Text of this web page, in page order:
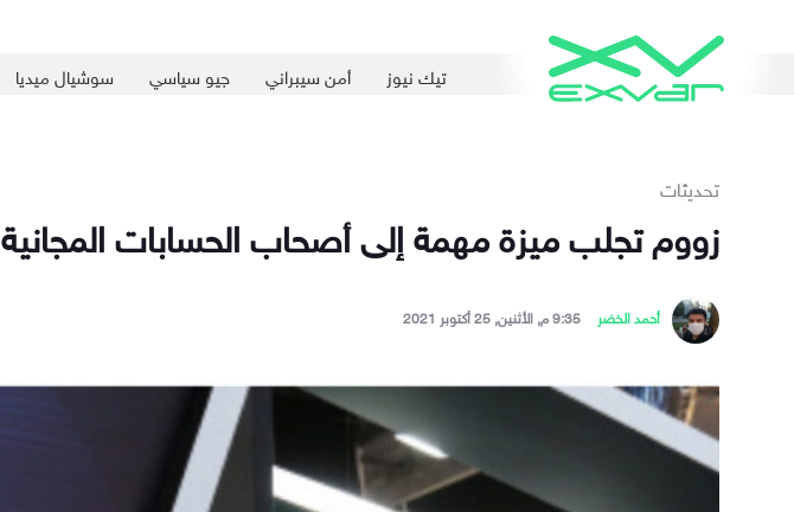
تيك نيوز أمن سيبراني جيو سياسي سوشيال ميديا
تحديثات
زووم تجلب ميزة مهمة إلى أصحاب الحسابات المجانية
أحمد الخضر 9:35 م, الأثنين, 25 أكتوبر 2021